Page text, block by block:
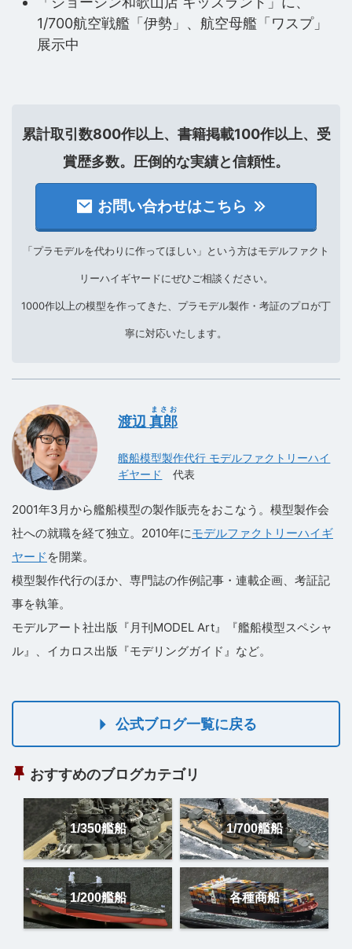
1/700航空戦艦「伊勢」、航空母艦「ワスプ」
展示中
累計取引数800作以上、書籍掲載100作以上、受
賞歴多数。圧倒的な実績と信頼性。
お問い合わせはこちら
「プラモデルを代わりに作ってほしい」という方はモデルファクト
リーハイギヤードにぜひご相談ください。
1000作以上の模型を作ってきた、プラモデル製作・考証のプロが丁
寧に対応いたします。
渡辺真郎
まさお
艦船模型製作代行 モデルファクトリーハイ
ギヤード
代表
2001年3月から艦船模型の製作販売をおこなう。模型製作会
社への就職を経て独立。2010年にモデルファクトリーハイギ
ヤード を開業。
模型製作代行のほか、専門誌の作例記事・連載企画、考証記
事を執筆。
モデルアート社出版『月刊MODEL Art』『艦船模型スペシャ
ル』、イカロス出版『モデリングガイド』など。
公式ブログ一覧に戻る
おすすめのブログカテゴリ
1/350艦船 1/700艦船
1/200艦船 各種商船